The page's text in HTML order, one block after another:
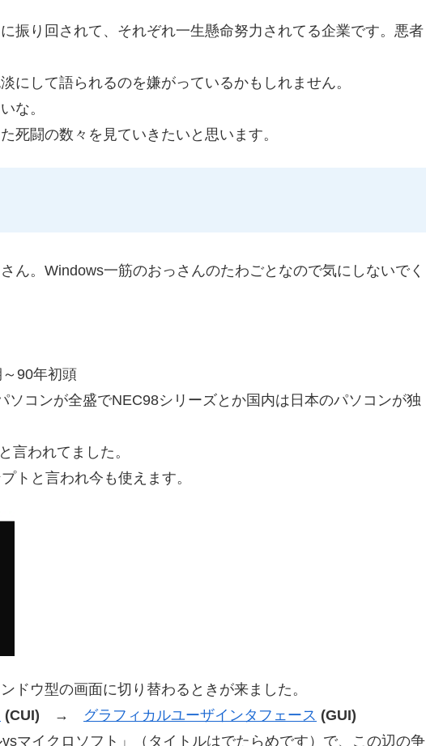
振り回されて、それぞれ一生懸命努力されてる企業です。悪者
にして語られるのを嫌がっているかもしれません。
な。
死闘の数々を見ていきたいと思います。
ん。Windows一筋のおっさんのたわごとなので気にしないでく
90年初頭
ソコンが全盛でNEC98シリーズとか国内は日本のパソコンが独
言われてました。
トと言われ今も使えます。
ドウ型の画面に切り替わるときが来ました。
(CUI) → グラフィカルユーザインタフェース (GUI)
マイクロソフト」（タイトルはでたらめです）で、この辺の争